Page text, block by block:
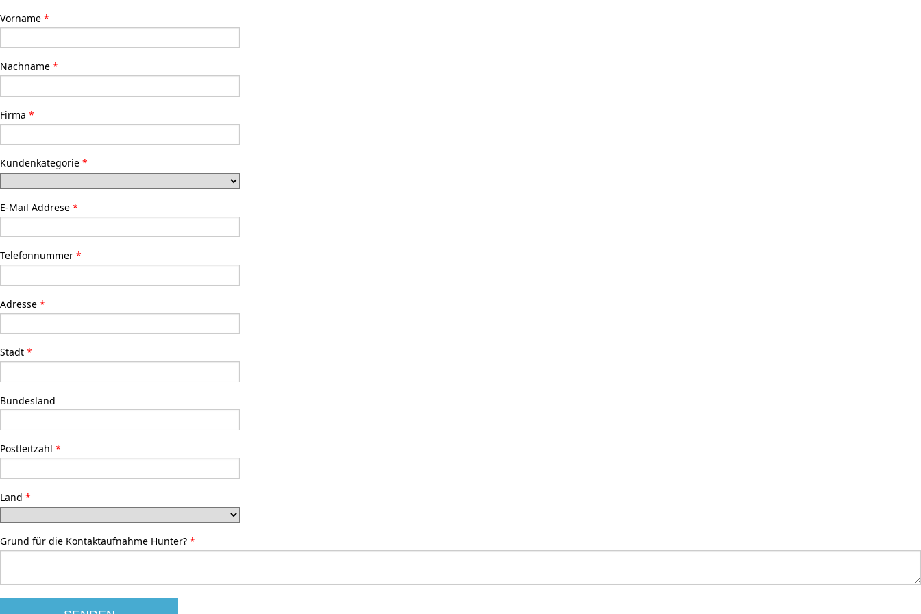
Vorname
Nachname
Firma
Kundenkategorie
E-Mail Addrese
Telefonnummer
Adresse
Stadt
Bundesland
Postleitzahl
Land
Grund für die Kontaktaufnahme Hunter?